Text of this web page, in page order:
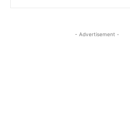
- Advertisement -